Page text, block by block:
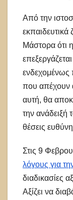
Από την
Μάστορα ότι
ενδεχομένως
που απέχουν
αυτή, θα
την ανάδειξή
θέσεις
Στις 9
λόγους για
διαδικασίες
Αξίζει να